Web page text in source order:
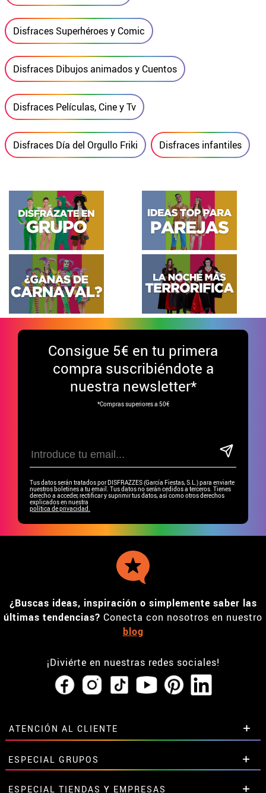
Disfraces Superhéroes y Comic
Disfraces Dibujos animados y Cuentos
Disfraces Películas, Cine y Tv
Disfraces Día del Orgullo Friki Disfraces infantiles
Consigue 5€ en tu primera
compra suscribiéndote a
nuestra newsletter*
*Compras superiores a 50€
Tus datos serán tratados por DISFRAZZES (García Fiestas, S.L.) para enviarte
nuestros boletines a tu email. Tus datos no serán cedidos a terceros. Tienes
derecho a acceder, rectificar y suprimir tus datos, así como otros derechos
explicados en nuestra
política de privacidad.
¿Buscas ideas, inspiración o simplemente saber las
últimas tendencias? Conecta con nosotros en nuestro
blog
¡Diviérte en nuestras redes sociales!
ATENCIÓN AL CLIENTE
• Horario tienda IBI
•Descuento estudiantes
• Sobre nosotros
ESPECIAL GRUPOS
Descuentos especiales para grupos.
ESPECIAL TIENDAS Y EMPRESAS